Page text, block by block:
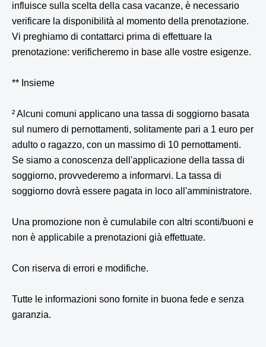
influisce sulla scelta della casa vacanze, è necessario
verificare la disponibilità al momento della prenotazione.
Vi preghiamo di contattarci prima di effettuare la
prenotazione: verificheremo in base alle vostre esigenze.
** Insieme
² Alcuni comuni applicano una tassa di soggiorno basata
sul numero di pernottamenti, solitamente pari a 1 euro per
adulto o ragazzo, con un massimo di 10 pernottamenti.
Se siamo a conoscenza dell'applicazione della tassa di
soggiorno, provvederemo a informarvi. La tassa di
soggiorno dovrà essere pagata in loco all'amministratore.
Una promozione non è cumulabile con altri sconti/buoni e
non è applicabile a prenotazioni già effettuate.
Con riserva di errori e modifiche.
Tutte le informazioni sono fornite in buona fede e senza
garanzia.